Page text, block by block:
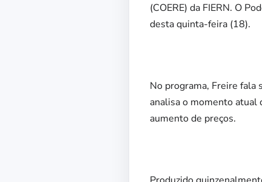
(COERE) da FIERN. O
desta quinta-feira (18).
No programa, Freire fala
analisa o momento atual
aumento de preços.